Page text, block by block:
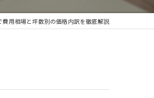
費用相場と坪数別の価格内訳を徹底解説